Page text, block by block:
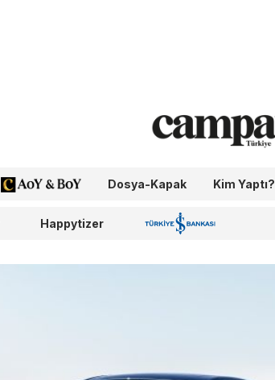
AoY/BoY Dosya-Kapak Kim Yaptı?
Happytizer İş Bankası 100.Yıl